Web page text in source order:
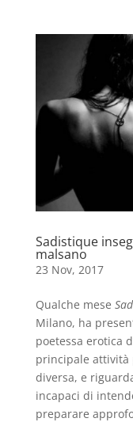
Sadistique
malsano
23 Nov, 2017
Qualche mese
Milano, ha
poetessa erotica
principale attività
diversa, e
incapaci di
preparare